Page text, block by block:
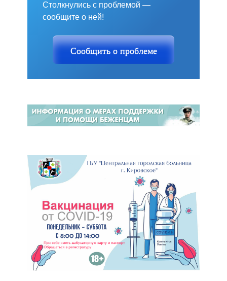
Столкнулись с проблемой —
сообщите о ней!
Сообщить о проблеме